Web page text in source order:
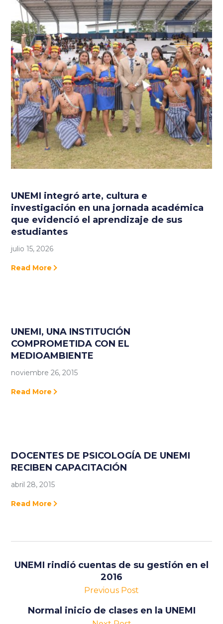
UNEMI integró arte, cultura e
investigación en una jornada académica
que evidenció el aprendizaje de sus
estudiantes
julio 15, 2026
Read More
UNEMI, UNA INSTITUCIÓN
COMPROMETIDA CON EL
MEDIOAMBIENTE
noviembre 26, 2015
Read More
DOCENTES DE PSICOLOGÍA DE UNEMI
RECIBEN CAPACITACIÓN
abril 28, 2015
Read More
UNEMI rindió cuentas de su gestión en el
2016
Previous Post
Normal inicio de clases en la UNEMI